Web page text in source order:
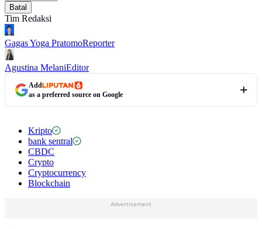
Batal
Tim Redaksi
Gagas Yoga PratomoReporter
Agustina MelaniEditor
Add
as a preferred source on Google
Kripto
bank sentral
CBDC
Crypto
Cryptocurrency
Blockchain
Advertisement